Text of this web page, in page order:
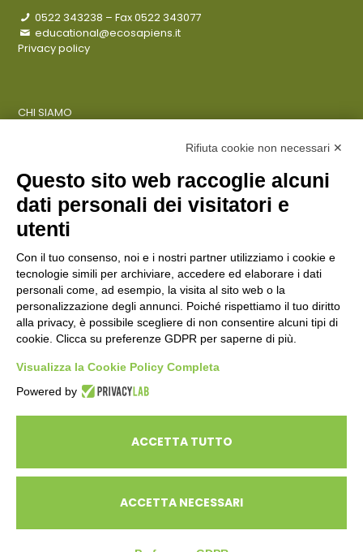
0522 343238 – Fax 0522 343077
educational@ecosapiens.it
Privacy policy
CHI SIAMO
ENTI PUBBLICI
SCUOLE
CITTADINI E FAMIGLIE
CONTATTI
Seguici su:
Italiano
ECOSAPIENS è un marchio L’Ovile Cooperativa Sociale
Albo Cooperative a mutualità prevalente n.A114164
Rifiuta cookie non necessari ✕
Questo sito web raccoglie alcuni
dati personali dei visitatori e
utenti
Con il tuo consenso, noi e i nostri partner utilizziamo i cookie e
tecnologie simili per archiviare, accedere ed elaborare i dati
personali come, ad esempio, la visita al sito web o la
personalizzazione degli annunci. Poiché rispettiamo il tuo diritto
alla privacy, è possibile scegliere di non consentire alcuni tipi di
cookie. Clicca su preferenze GDPR per saperne di più.
Visualizza la Cookie Policy Completa
Powered by
ACCETTA TUTTO
ACCETTA NECESSARI